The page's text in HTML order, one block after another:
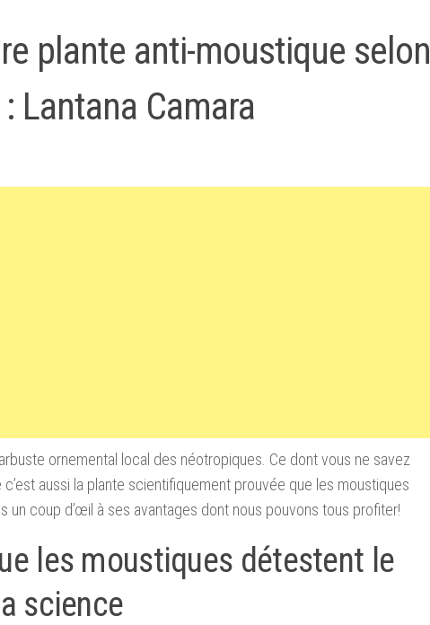
plante anti-moustique selon
Lantana Camara
ornemental local des néotropiques. Ce dont vous ne savez
c’est aussi la plante scientifiquement prouvée que les moustiques
un coup d’œil à ses avantages dont nous pouvons tous profiter!
les moustiques détestent le
science